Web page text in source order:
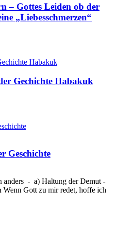
– Gottes Leiden ob der
„Liebesschmerzen“
Gechichte Habakuk
Geschichte
anders - a) Haltung der Demut -
Gott zu mir redet, hoffe ich